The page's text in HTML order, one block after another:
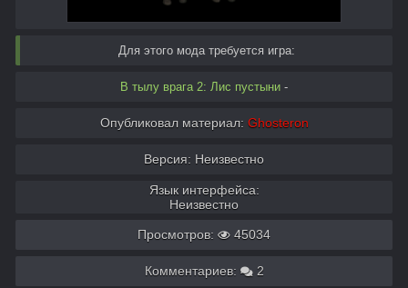
Для этого мода требуется игра:
В тылу врага 2: Лис пустыни -
Опубликовал материал: Ghosteron
Версия: Неизвестно
Язык интерфейса:
Неизвестно
Просмотров: 45034
Комментариев: 2